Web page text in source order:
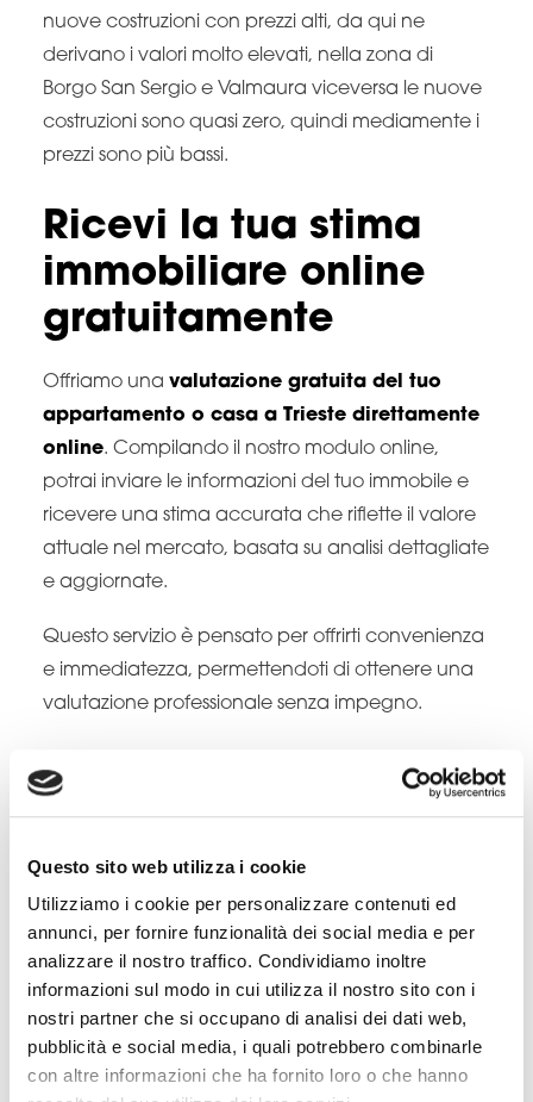
Questo sito web utilizza i cookie
Utilizziamo i cookie per personalizzare contenuti ed
annunci, per fornire funzionalità dei social media e per
analizzare il nostro traffico. Condividiamo inoltre
informazioni sul modo in cui utilizza il nostro sito con i
nostri partner che si occupano di analisi dei dati web,
pubblicità e social media, i quali potrebbero combinarle
con altre informazioni che ha fornito loro o che hanno
nuove costruzioni con prezzi alti, da qui ne
derivano i valori molto elevati, nella zona di
Borgo San Sergio e Valmaura viceversa le nuove
costruzioni sono quasi zero, quindi mediamente i
prezzi sono più bassi.
Ricevi la tua stima
immobiliare online
gratuitamente
Offriamo una valutazione gratuita del tuo
appartamento o casa a Trieste direttamente
online. Compilando il nostro modulo online,
potrai inviare le informazioni del tuo immobile e
ricevere una stima accurata che riflette il valore
attuale nel mercato, basata su analisi dettagliate
e aggiornate.
Questo servizio è pensato per offrirti convenienza
e immediatezza, permettendoti di ottenere una
valutazione professionale senza impegno.
Il nostro metodo per
VALORIZZA-RE la tua
casa
Analisi Comparativa di Mercato (ACM):
Questo approccio valuta i prezzi delle